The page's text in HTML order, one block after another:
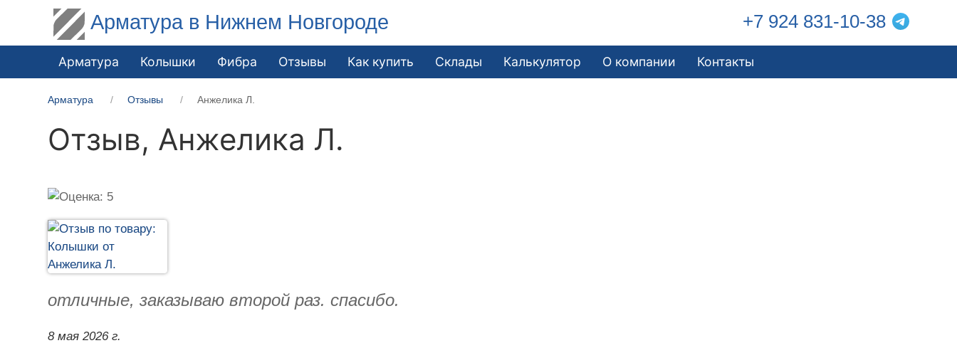
Арматура в Нижнем Новгороде +7 924 831-10-38
Арматура Колышки Фибра Отзывы Как купить Склады Калькулятор О компании Контакты
Арматура Отзывы Анжелика Л.
Отзыв, Анжелика Л.
отличные, заказываю второй раз. спасибо.
8 мая 2026 г.